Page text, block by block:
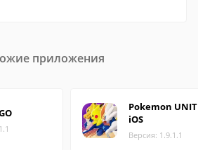
приложения
Pokemon
iOS
Версия: 1.9.1.1